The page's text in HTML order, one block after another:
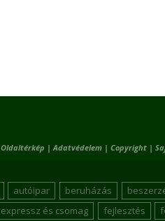
Oldaltérkép |Adatvédelem | Copyright |
autóipar beruházás
expressz és csomag fejlesztés